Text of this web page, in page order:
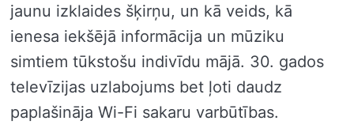
jaunu izklaides šķirņu, un kā veids, kā
ienesa iekšējā informācija un mūziku
simtiem tūkstošu indivīdu mājā. 30. gados
televīzijas uzlabojums bet ļoti daudz
paplašināja Wi-Fi sakaru varbūtības.